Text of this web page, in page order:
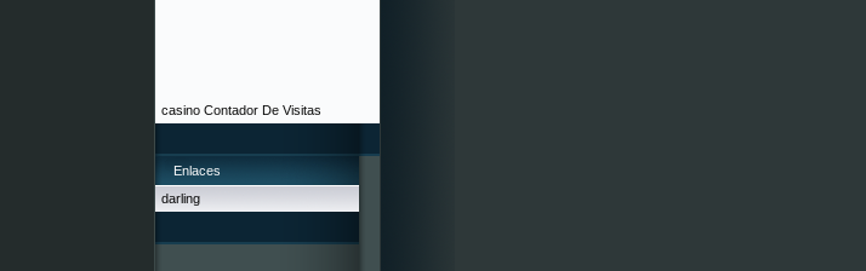
casino Contador De Visitas
Enlaces
darling